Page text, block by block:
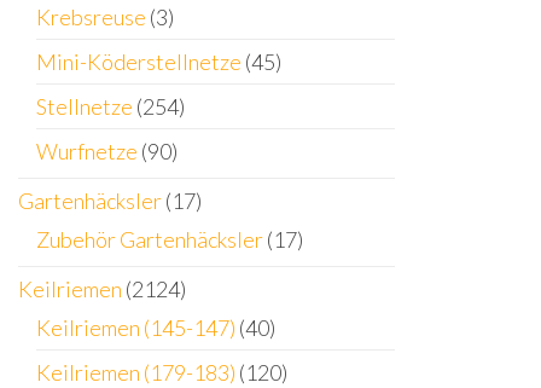
Krebsreuse (3)
Mini-Köderstellnetze (45)
Stellnetze (254)
Wurfnetze (90)
Gartenhäcksler(17)
Zubehör Gartenhäcksler(17)
Keilriemen (2124)
Keilriemen (145-147) (40)
Keilriemen (179-183) (120)